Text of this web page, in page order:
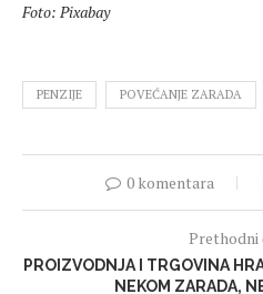
Foto: Pixabay
PENZIJE POVEĆANJE ZARADA
0 komentara
Prethodni
PROIZVODNJA I TRGOVINA
NEKOM ZARADA,